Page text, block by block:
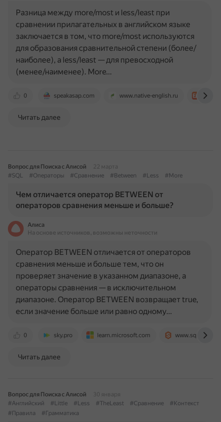
0 speakasap.com www.native-english.ru
Разница между more/most и less/least при
сравнении прилагательных в английском языке
заключается в том, что more/most используются
для образования сравнительной степени (более/
наиболее), а less/least — для превосходной
(менее/наименее). More…
Читать далее
Вопрос для Поиска с Алисой
22 марта
#SQL
#Операторы #Сравнение #Between #Less #More
Чем отличается оператор BETWEEN от
операторов сравнения меньше и больше?
Алиса
На основе источников, возможны неточности
0 sky.pro learn.microsoft.com
Оператор BETWEEN отличается от операторов
сравнения меньше и больше тем, что он
проверяет значение в указанном диапазоне, а
операторы сравнения — в исключительном
диапазоне. Оператор BETWEEN возвращает true,
если значение больше или равно одному…
Читать далее
Вопрос для Поиска с Алисой
30 января
#Английский
#Little #Less #TheLeast #Сравнение
#Контекст
#Правила
#Грамматика